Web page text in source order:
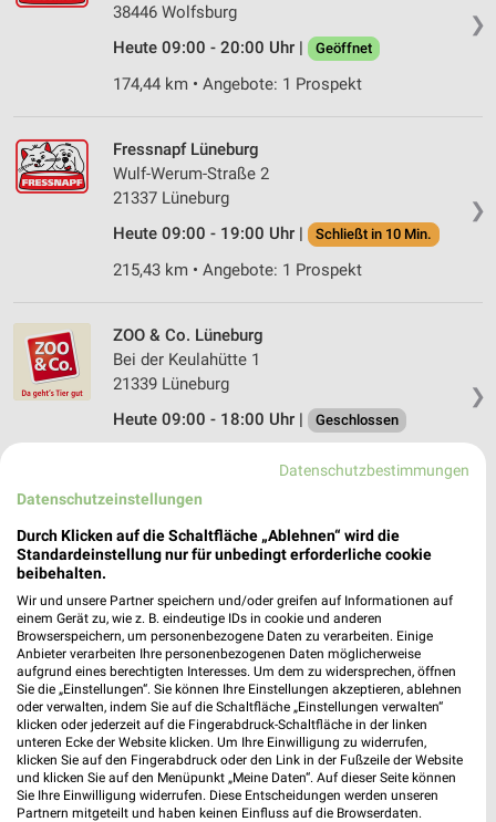
❯
38446 Wolfsburg
Heute 09:00 - 20:00 Uhr |
Geöffnet
174,44 km • Angebote: 1 Prospekt
❯
Fressnapf Lüneburg
Wulf-Werum-Straße 2
21337 Lüneburg
Heute 09:00 - 19:00 Uhr |
Schließt in 10 Min.
215,43 km • Angebote: 1 Prospekt
❯
ZOO & Co. Lüneburg
Bei der Keulahütte 1
21339 Lüneburg
Heute 09:00 - 18:00 Uhr |
Geschlossen
An der Hasenbahn 3
Heute 09:00 - 20:00 Uhr | Geöffnet
226,62 km • Angebote: 1 Prospekt
ZOO & Co. Helmstedt
Schwalbenbreite 3
38350 Helmstedt
Heute 09:00 - 19:00 Uhr | Schließt in 10 Min.
Datenschutzbestimmungen
Datenschutzeinstellungen
Durch Klicken auf die Schaltfläche „Ablehnen“ wird die
Standardeinstellung nur für unbedingt erforderliche cookie
beibehalten.
Wir und unsere Partner speichern und/oder greifen auf Informationen auf
einem Gerät zu, wie z. B. eindeutige IDs in cookie und anderen
Browserspeichern, um personenbezogene Daten zu verarbeiten. Einige
Anbieter verarbeiten Ihre personenbezogenen Daten möglicherweise
aufgrund eines berechtigten Interesses. Um dem zu widersprechen, öffnen
Sie die „Einstellungen“. Sie können Ihre Einstellungen akzeptieren, ablehnen
oder verwalten, indem Sie auf die Schaltfläche „Einstellungen verwalten“
klicken oder jederzeit auf die Fingerabdruck-Schaltfläche in der linken
unteren Ecke der Website klicken. Um Ihre Einwilligung zu widerrufen,
klicken Sie auf den Fingerabdruck oder den Link in der Fußzeile der Website
und klicken Sie auf den Menüpunkt „Meine Daten“. Auf dieser Seite können
Sie Ihre Einwilligung widerrufen. Diese Entscheidungen werden unseren
Partnern mitgeteilt und haben keinen Einfluss auf die Browserdaten.